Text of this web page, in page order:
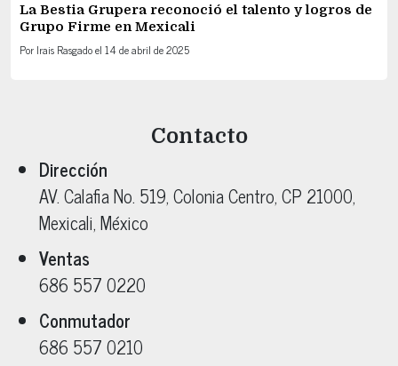
La Bestia Grupera reconoció el talento y logros de
Grupo Firme en Mexicali
Por Irais Rasgadoel 14 de abril de 2025
Contacto
Dirección
AV. Calafia No. 519, ColoniaCentro, CP 21000,
Mexicali, México
Ventas
686 557 0220
Conmutador
686 557 0210